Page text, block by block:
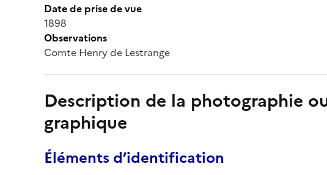
Date de prise de vue
1898
Observations
Comte Henry de Lestrange
Description de la photographie
graphique
Éléments d’identification